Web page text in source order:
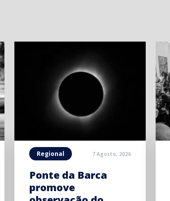
Regional 7 Agosto, 2026
Ponte da Barca
promove